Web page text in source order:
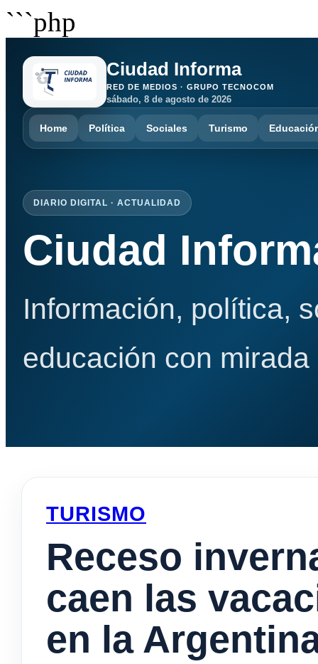
```php
Ciudad Informa
RED DE MEDIOS · GRUPO TECNOCOM
sábado, 8 de agosto de 2026
Home Política Sociales Turismo
DIARIO DIGITAL · ACTUALIDAD
Ciudad
Información, política,
educación con
TURISMO
Receso
caen las
en la